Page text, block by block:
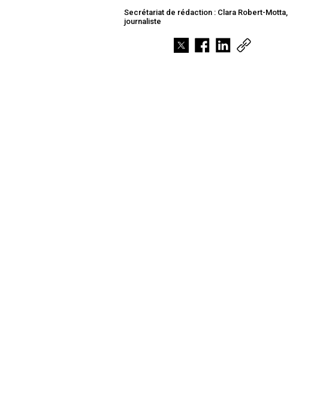
Secrétariat de rédaction : Clara Robert-Motta,
journaliste